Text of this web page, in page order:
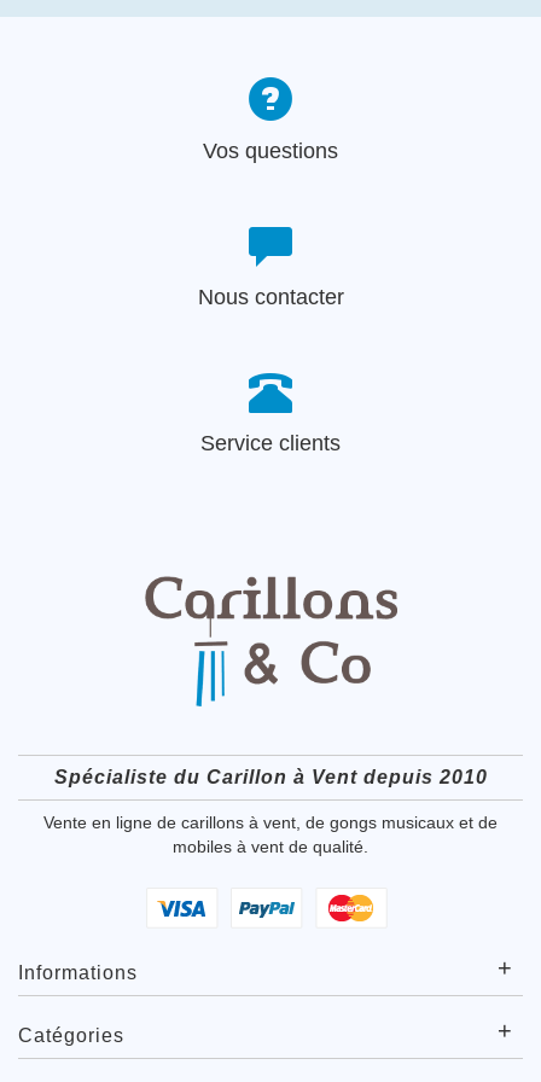
Vos questions
Nous contacter
Service clients
Spécialiste du Carillon à Vent depuis 2010
Vente en ligne de carillons à vent, de gongs musicaux et de
mobiles à vent de qualité.
Informations +
Catégories +